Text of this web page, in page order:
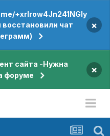
+xrIrow4Jn241NGIy
чат
×
сайта -Нужна
форуме
×